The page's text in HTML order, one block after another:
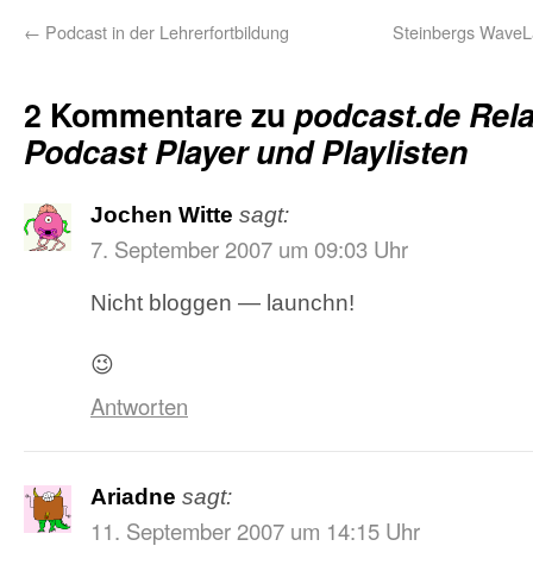
← Podcast in der Lehrerfortbildung Steinbergs
2 Kommentare zu podcast.de
Podcast Player und Playlisten
Jochen Witte sagt:
7. September 2007 um 09:03 Uhr
Nicht bloggen — launchn!
😉
Antworten
Ariadne sagt:
11. September 2007 um 14:15 Uhr